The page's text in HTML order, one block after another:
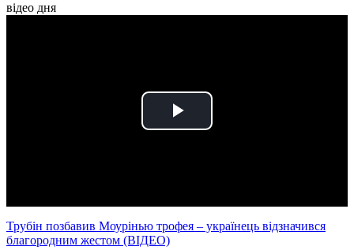
відео дня
Play
Трубін позбавив Моурінью трофея – українець відзначився
благородним жестом (ВІДЕО)